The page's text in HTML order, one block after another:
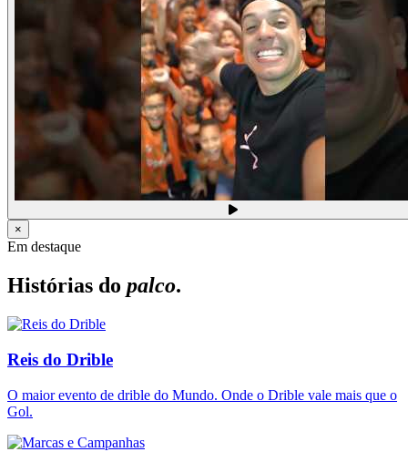
×
Em destaque
Histórias do palco.
Reis do Drible
O maior evento de drible do Mundo. Onde o Drible vale mais que o
Gol.